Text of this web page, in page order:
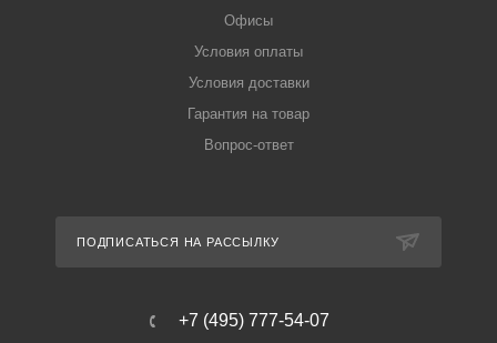
Офисы
Условия оплаты
Условия доставки
Гарантия на товар
Вопрос-ответ
ПОДПИСАТЬСЯ НА РАССЫЛКУ
+7 (495) 777-54-07